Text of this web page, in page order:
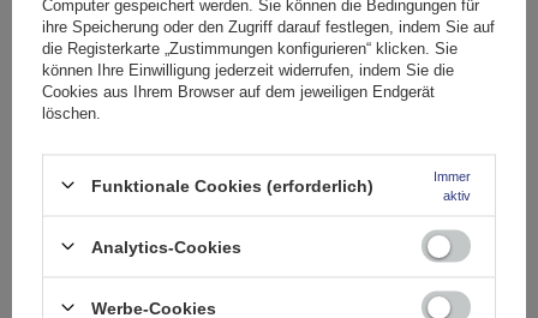
Bewertungen (0)
Ihre Bewertung schreiben
Ihre Note:
5/5
Computer gespeichert werden. Sie können die Bedingungen für
ihre Speicherung oder den Zugriff darauf festlegen, indem Sie auf
die Registerkarte „Zustimmungen konfigurieren“ klicken. Sie
können Ihre Einwilligung jederzeit widerrufen, indem Sie die
Cookies aus Ihrem Browser auf dem jeweiligen Endgerät
löschen.
Funktionale Cookies (erforderlich)
Immer
aktiv
Analytics-Cookies
Werbe-Cookies